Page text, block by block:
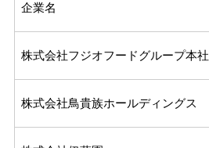
企業名
株式会社フジオフードグループ本社
株式会社鳥貴族ホールディングス